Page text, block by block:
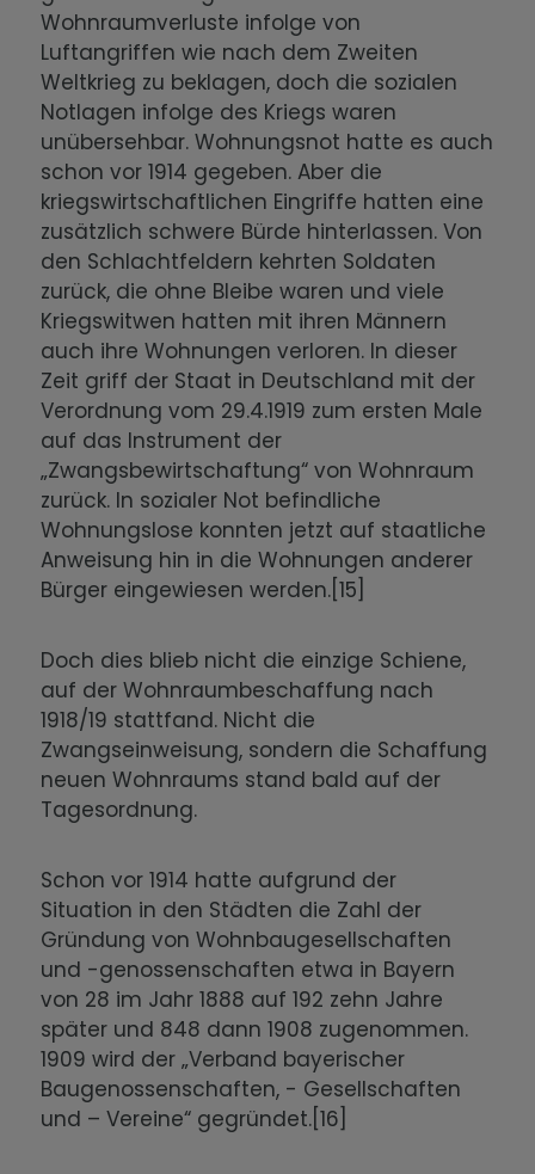
Wohnraumverluste infolge von
Luftangriffen wie nach dem Zweiten
Weltkrieg zu beklagen, doch die sozialen
Notlagen infolge des Kriegs waren
unübersehbar. Wohnungsnot hatte es auch
schon vor 1914 gegeben. Aber die
kriegswirtschaftlichen Eingriffe hatten eine
zusätzlich schwere Bürde hinterlassen. Von
den Schlachtfeldern kehrten Soldaten
zurück, die ohne Bleibe waren und viele
Kriegswitwen hatten mit ihren Männern
auch ihre Wohnungen verloren. In dieser
Zeit griff der Staat in Deutschland mit der
Verordnung vom 29.4.1919 zum ersten Male
auf das Instrument der
„Zwangsbewirtschaftung“ von Wohnraum
zurück. In sozialer Not befindliche
Wohnungslose konnten jetzt auf staatliche
Anweisung hin in die Wohnungen anderer
Bürger eingewiesen werden.[15]
Doch dies blieb nicht die einzige Schiene,
auf der Wohnraumbeschaffung nach
1918/19 stattfand. Nicht die
Zwangseinweisung, sondern die Schaffung
neuen Wohnraums stand bald auf der
Tagesordnung.
Schon vor 1914 hatte aufgrund der
Situation in den Städten die Zahl der
Gründung von Wohnbaugesellschaften
und -genossenschaften etwa in Bayern
von 28 im Jahr 1888 auf 192 zehn Jahre
später und 848 dann 1908 zugenommen.
1909 wird der „Verband bayerischer
Baugenossenschaften, - Gesellschaften
und – Vereine“ gegründet.[16]